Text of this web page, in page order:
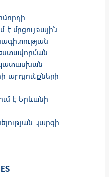
է մրցույթային
արդյունքների
է Երևանի
կարգի